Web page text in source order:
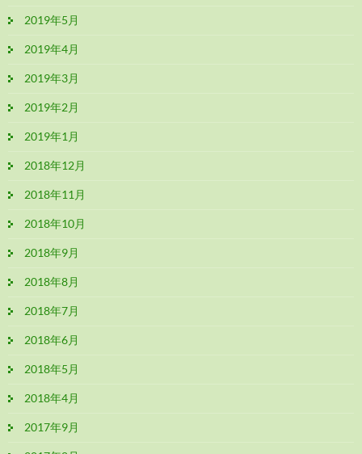
2019年5月
2019年4月
2019年3月
2019年2月
2019年1月
2018年12月
2018年11月
2018年10月
2018年9月
2018年8月
2018年7月
2018年6月
2018年5月
2018年4月
2017年9月